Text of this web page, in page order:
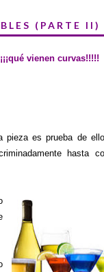
(PARTE II)
é vienen curvas!!!!!
pieza es prueba de
hasta